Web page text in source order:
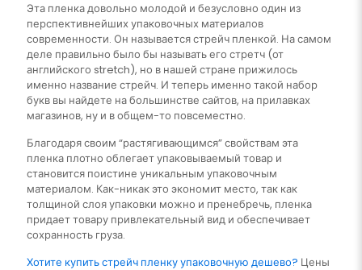
Эта пленка довольно молодой и безусловно один из
перспективнейших упаковочных материалов
современности. Он называется стрейч пленкой. На самом
деле правильно было бы называть его стретч (от
английского stretch), но в нашей стране прижилось
именно название стрейч. И теперь именно такой набор
букв вы найдете на большинстве сайтов, на прилавках
магазинов, ну и в общем-то повсеместно.
Благодаря своим “растягивающимся” свойствам эта
пленка плотно облегает упаковываемый товар и
становится поистине уникальным упаковочным
материалом. Как-никак это экономит место, так как
толщиной слоя упаковки можно и пренебречь, пленка
придает товару привлекательный вид и обеспечивает
сохранность груза.
Хотите купить стрейч пленку упаковочную дешево? Цены